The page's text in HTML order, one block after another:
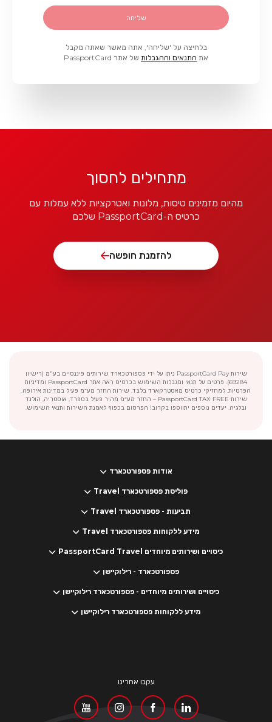
בלחיצה על 'שליחה', אתה מאשר שאתה מקבל
את התנאים וההגבלות של אתר PassportCard
מתחילים לחסוך
מהיום מזמינים טיסות, מלונות ואטרקציות ללא עמלות עם
כרטיס ה-PassportCard שלכם
להזמנת חופשה
שירות PassportCard Pay ניתן על ידי פספורטכארד שירותים פיננסיים בע"מ (רישיון
69284). פרטים על תנאי ומגבלות השימוש בכרטיס ראה אתר PassportCard ומדיניות
הפרטיות. למחזיקי כרטיס מאסטרקארד בלבד. שירות החזר מע״מ פעיל במדינות אירופה.
שירות PassportCard TAX FREE – החזר מע״מ מהיר פעיל בספרד, אוסטריה, הולנד
ובלגיה. יעדים נוספים יתווספו בקרוב! הפרסום בכפוף לאמנת השירות ותנאי השימוש.
אודות פספורטכארד
פוליסת פספורטכארד Travel
תביעות - פספורטכארד Travel
מידע ללקוחות פספורטכארד Travel
כיסויים ושירותים מיוחדים PassportCard Travel
פספורטכארד - רילוקיישן
כיסויים ושירותים מיוחדים - פספורטכארד רילוקיישן
מידע ללקוחות פספורטכארד רילוקיישן
עקבו אחרינו